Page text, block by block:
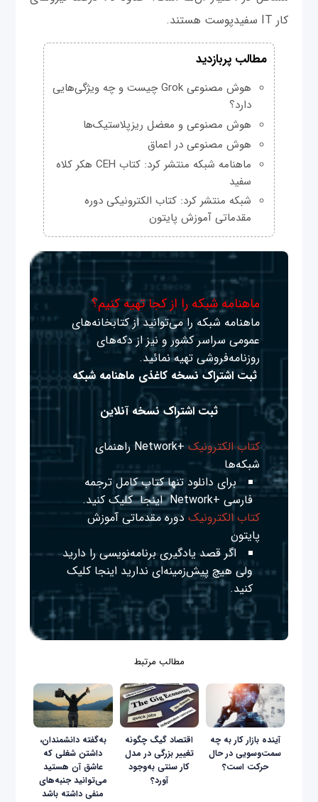
کار IT سفیدپوست هستند.
مطالب پربازدید
هوش مصنوعی Grok چیست و چه ویژگی‌هایی
دارد؟
هوش مصنوعی و معضل ریزپلاستیک‌ها
هوش مصنوعی در اعماق
ماهنامه شبکه منتشر کرد: کتاب CEH هکر کلاه
سفید
شبکه منتشر کرد: کتاب الکترونیکی دوره
مقدماتی آموزش پایتون
ماهنامه شبکه را از کجا تهیه کنیم؟
ماهنامه شبکه را می‌توانید از کتابخانه‌های
عمومی سراسر کشور و نیز از دکه‌های
روزنامه‌فروشی تهیه نمائید.
ثبت اشتراک نسخه کاغذی ماهنامه شبکه
ثبت اشتراک نسخه آنلاین
کتاب الکترونیک
+Network راهنمای
شبکه‌ها
برای دانلود تنها کتاب کامل ترجمه
فارسی +Network
اینجا کلیک کنید.
کتاب الکترونیک دوره مقدماتی آموزش
پایتون
اگر قصد یادگیری برنامه‌نویسی را دارید
ولی هیچ پیش‌زمینه‌ای نداریداینجا کلیک
کنید.
مطالب مرتبط
آینده بازار کار به چه
سمت‌وسویی در حال
حرکت است؟
اقتصاد گیگ چگونه
تغییر بزرگی در مدل
کار سنتی به‌وجود
آورد؟
به‌گفته دانشمندان،
داشتن شغلی که
عاشق آن هستید
می‌توانید جنبه‌های
منفی داشته باشد